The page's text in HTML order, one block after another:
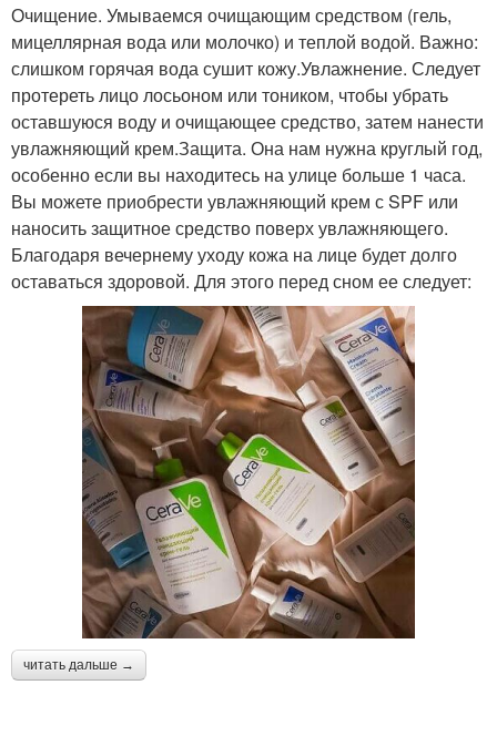
Очищение. Умываемся очищающим средством (гель,
мицеллярная вода или молочко) и теплой водой. Важно:
слишком горячая вода сушит кожу.Увлажнение. Следует
протереть лицо лосьоном или тоником, чтобы убрать
оставшуюся воду и очищающее средство, затем нанести
увлажняющий крем.Защита. Она нам нужна круглый год,
особенно если вы находитесь на улице больше 1 часа.
Вы можете приобрести увлажняющий крем с SPF или
наносить защитное средство поверх увлажняющего.
Благодаря вечернему уходу кожа на лице будет долго
оставаться здоровой. Для этого перед сном ее следует:
читать дальше →